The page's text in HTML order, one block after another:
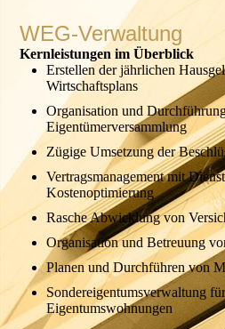
WEG-Verwaltung
Kern­leistungen im Überblick
Erstellen der jährlichen
Wirtschafts­plans
Organisation und
Eigentümerversammlung
Zügige Umsetzung der
Vertragsmanagement mit
Kostenoptimierung
Rasche Abwicklung von
Organisation und Betreuung
Planen und Durchführen von
Sondereigentumsverwaltung
Eigentumswohnungen